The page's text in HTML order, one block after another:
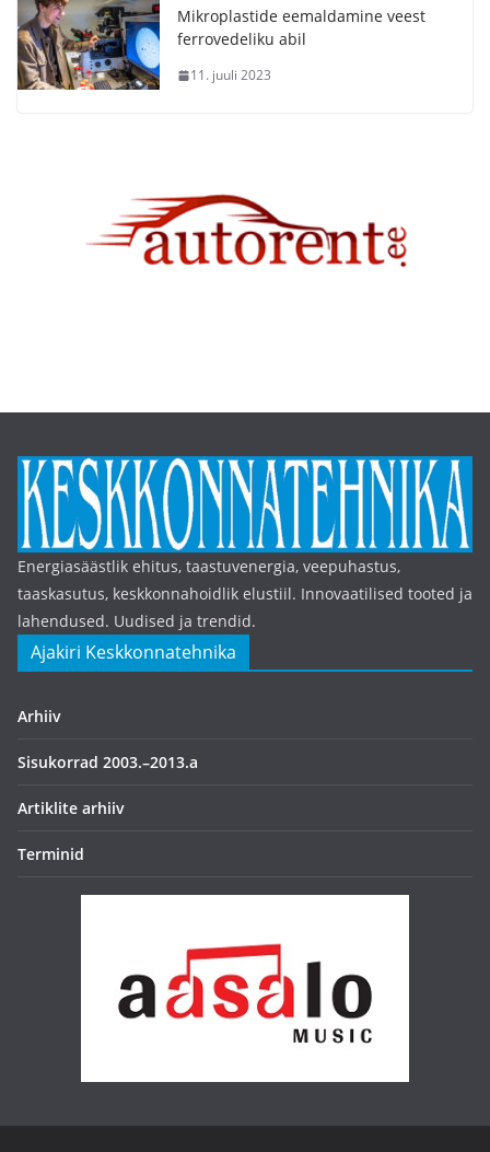
Mikroplastide eemaldamine veest
ferrovedeliku abil
11. juuli 2023
Energiasäästlik ehitus, taastuvenergia, veepuhastus,
taaskasutus, keskkonnahoidlik elustiil. Innovaatilised tooted ja
lahendused. Uudised ja trendid.
Ajakiri Keskkonnatehnika
Arhiiv
Sisukorrad 2003.–2013.a
Artiklite arhiiv
Terminid